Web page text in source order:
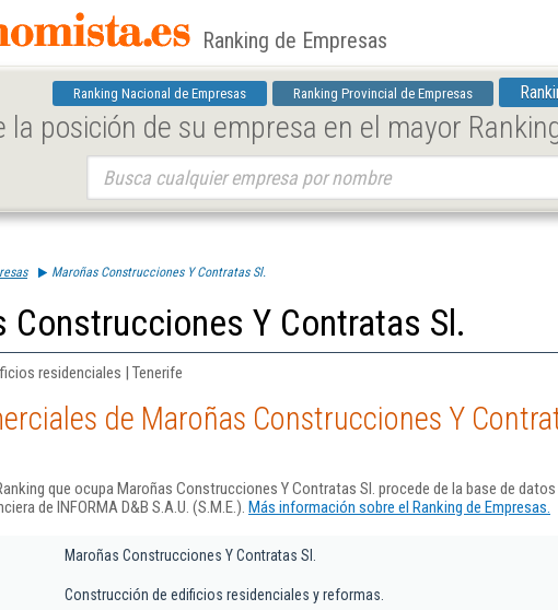
Ranking de Empresas
Ranking Nacional de Empresas Ranking Provincial de Empresas
la posición de su empresa en el mayor
Maroñas Construcciones Y Contratas Sl.
Construcciones Y Contratas Sl.
residenciales | Tenerife
de Maroñas Construcciones Y
que ocupa Maroñas Construcciones Y Contratas Sl. procede de la base de datos
de INFORMA D&B S.A.U. (S.M.E.). Más información sobre el Ranking de Empresas.
Maroñas Construcciones Y Contratas Sl.
Construcción de edificios residenciales y reformas.